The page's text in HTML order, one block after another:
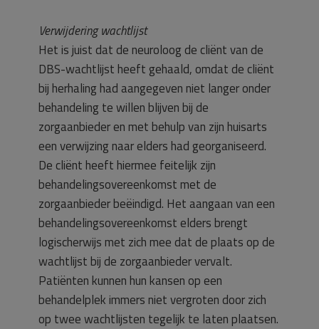
Verwijdering wachtlijst
Het is juist dat de neuroloog de cliënt van de
DBS-wachtlijst heeft gehaald, omdat de cliënt
bij herhaling had aangegeven niet langer onder
behandeling te willen blijven bij de
zorgaanbieder en met behulp van zijn huisarts
een verwijzing naar elders had georganiseerd.
De cliënt heeft hiermee feitelijk zijn
behandelingsovereenkomst met de
zorgaanbieder beëindigd. Het aangaan van een
behandelingsovereenkomst elders brengt
logischerwijs met zich mee dat de plaats op de
wachtlijst bij de zorgaanbieder vervalt.
Patiënten kunnen hun kansen op een
behandelplek immers niet vergroten door zich
op twee wachtlijsten tegelijk te laten plaatsen.